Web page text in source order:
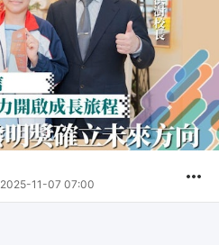
2025-11-07 07:00